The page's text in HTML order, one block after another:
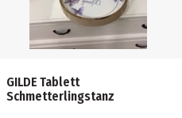
GILDE Tablett
Schmetterlingstanz